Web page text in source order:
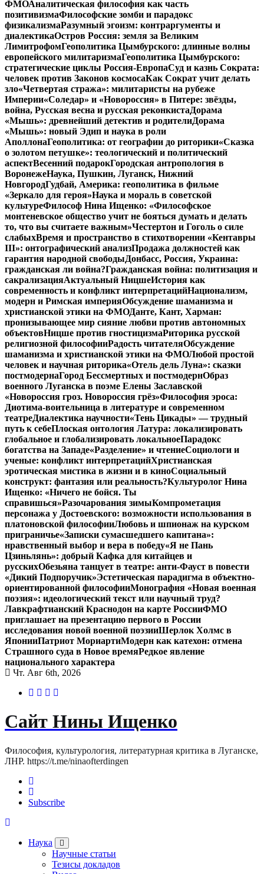
ФМОАналитическая философия как часть
позитивизмаФилософские зомби и парадокс
физикализмаРазумный эгоизм: контраргументы и
диалектикаОстров Россия: земля за Великим
ЛимитрофомГеополитика Цымбурского: длинные волны
европейского милитаризмаГеополитика Цымбурского:
стратегические циклы Россия-ЕвропаСуд и казнь Сократа:
человек против Законов космосаКак Сократ учит делать
зло«Четвертая стража»: милитаристы на рубеже
Империи«Соледар» и «Новороссия» в Питере: звёзды,
война, Русская весна и русская реконкистаДорама
«Мышь»: древнейший детектив и родителиДорама
«Мышь»: новый Эдип и наука в роли
АполлонаГеополитика: от географии до риторики«Сказка
о золотом петушке»: теологический и политический
аспектВесенний подарокГородская антропология в
ВоронежеНаука, Пушкин, Луганск, Нижний
НовгородГудбай, Америка: геополитика в фильме
«Зеркало для героя»Наука и мораль в советской
культуреФилософ Нина Ищенко: «Философское
монтеневское общество учит не бояться думать и делать
то, что вы считаете важным»Честертон и Гоголь о силе
слабыхВремя и пространство в стихотворении «Кентавры
III»: онтографический анализПродажа должностей как
гарантия народной свободыДонбасс, Россия, Украина:
гражданская ли война?Гражданская война: политизация и
сакрализацияАктуальный НицшеИстория как
современность и конфликт интерпретацийНационализм,
модерн и Римская империяОбсуждение шаманизма и
христианской этики на ФМОДанте, Кант, Харман:
пронизывающее мир сияние любви против автономных
объектовНицше против гностицизмаРиторика русской
религиозной философииРадость читателяОбсуждение
шаманизма и христианской этики на ФМОЛюбой простой
человек и научная риторика«Отель дель Луна»: сказки
постмодернаГород Бессмертных и постмодернОбраз
военного Луганска в поэме Елены Заславской
«Новороссия гроз. Новороссия грёз»Философия эроса:
Диотима-воительница в литературе и современном
театреДиалектика научности«Тень Цикады» — трудный
путь к себеПлоская онтология Латура: локализировать
глобальное и глобализировать локальноеПарадокс
богатства на Западе«Разделение» и чтениеСоциологи и
ученые: конфликт интерпретацийХристианская
эротическая мистика в жизни и в киноСоциальный
конструкт: фантазия или реальность?Культуролог Нина
Ищенко: «Ничего не бойся. Ты
справишься»Разочарования зимыКомпрометация
персонажа у Достоевского: возможности использования в
платоновской философииЛюбовь и шпионаж на курском
приграничье«Записки сумасшедшего капитана»:
нравственный выбор и вера в победу«Я не Пань
Цзиньлянь»: добрый Кафка для китайцев и
русскихОбезьяна танцует в театре: анти-Фауст в повести
«Дикий Подпоручик»Эстетическая парадигма в объектно-
ориентированной философииМонография «Новая военная
поэзия»: идеологический текст или научный труд?
Лавкрафтианский Краснодон на карте РоссииФМО
приглашает на презентацию первого в России
исследования новой военной поэзииШерлок Холмс в
ЯпонииПатриот МориартиМодерн как катехон: отмена
Страшного суда в Новое времяРедкое явление
национального характера
Чт. Авг 6th, 2026
Сайт Нины Ищенко
Философия, культурология, литературная критика в Луганске,
ЛНР. https://t.me/ninaofterdingen
Subscribe
Наука
Научные статьи
Тезисы докладов